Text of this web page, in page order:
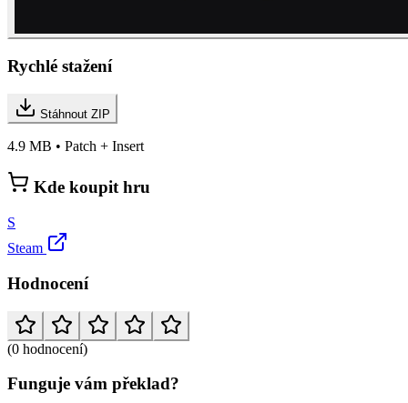
Rychlé stažení
Stáhnout ZIP
4.9 MB • Patch + Insert
Kde koupit hru
S
Steam
Hodnocení
(0 hodnocení)
Funguje vám překlad?